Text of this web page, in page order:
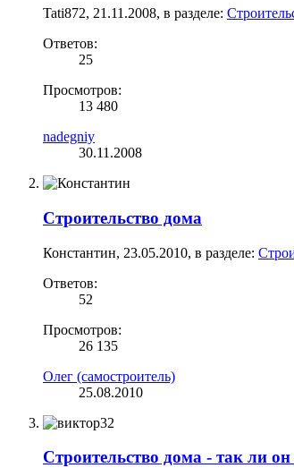
Tati872, 21.11.2008, в разделе:
Ответов:
25
Просмотров:
13 480
nadegniy
30.11.2008
Строительство дома
Константин, 23.05.2010, в разделе:
Ответов:
52
Просмотров:
26 135
Олег (самостроитель)
25.08.2010
Строительство дома - так ли